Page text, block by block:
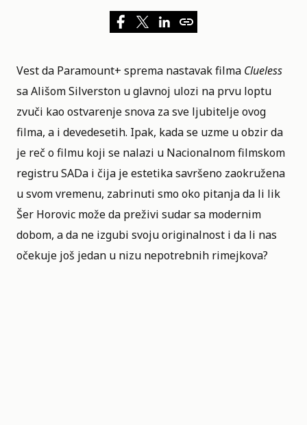
Vest da Paramount+ sprema nastavak filma Clueless
saAlišom Silverston u glavnoj ulozi na prvu loptu
zvuči kao ostvarenje snova za sve ljubitelje ovog
filma, a i devedesetih. Ipak, kada se uzme u obzir da
je reč o filmu koji se nalazi u Nacionalnom filmskom
registru SADa i čija je estetika savršeno zaokružena
u svom vremenu, zabrinuti smo oko pitanja da li lik
Šer Horovic može da preživi sudar sa modernim
dobom, a da ne izgubi svoju originalnost i da li nas
očekuje još jedan u nizu nepotrebnih rimejkova?